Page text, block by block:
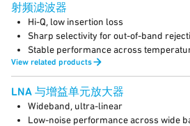
射频滤波器
Hi-Q, low insertion loss
Sharp selectivity for out-of-band
Stable performance across
View related products
LNA 与增益单元放大器
Wideband, ultra-linear
Low-noise performance across wide